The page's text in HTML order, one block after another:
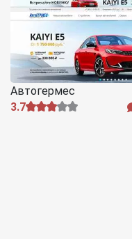
Автогермес
3.7